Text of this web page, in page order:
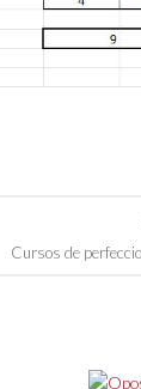
Cursos de